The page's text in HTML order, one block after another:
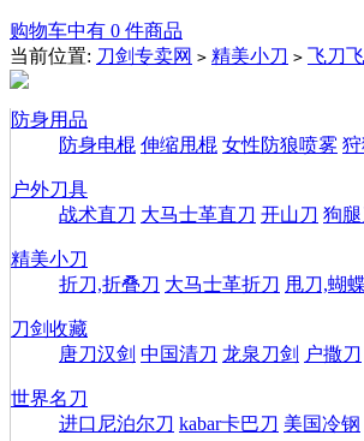
购物车中有 0 件商品
当前位置: 刀剑专卖网 > 精美小刀 > 飞刀
防身用品
防身电棍 伸缩甩棍 女性防狼喷雾
户外刀具
战术直刀 大马士革直刀 开山刀 狗腿
精美小刀
折刀,折叠刀 大马士革折刀 甩刀,蝴
刀剑收藏
唐刀汉剑 中国清刀 龙泉刀剑 户撒刀
世界名刀
进口尼泊尔刀 kabar卡巴刀 美国冷钢